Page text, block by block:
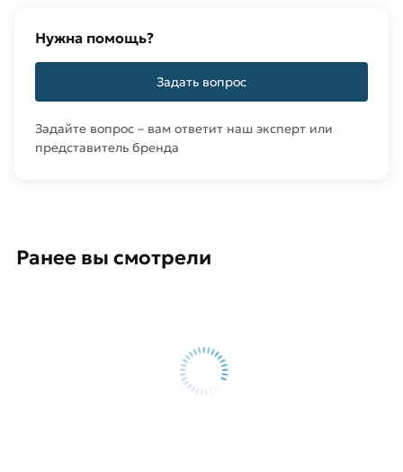
Нужна помощь?
Задать вопрос
Задайте вопрос – вам ответит наш эксперт или
представитель бренда
Ранее вы смотрели